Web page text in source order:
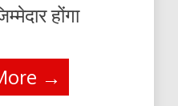
होंगा
→